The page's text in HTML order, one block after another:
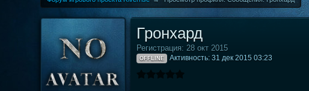
Гронхард
Регистрация: 28 окт 2015
OFFLINE Активность: 31 дек 2015 03:23